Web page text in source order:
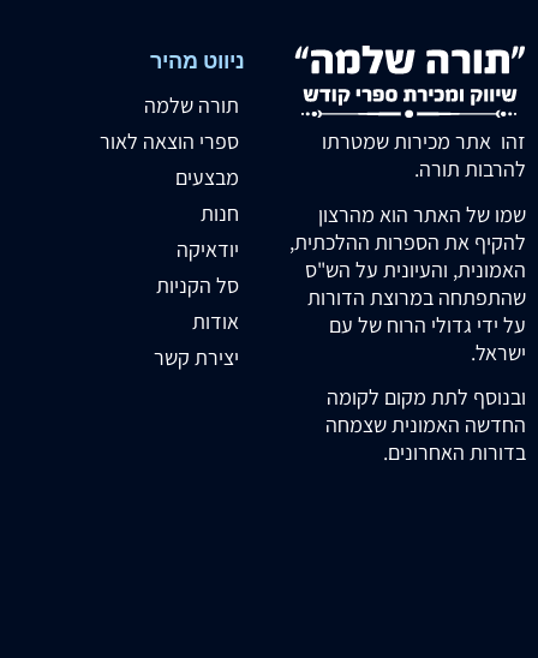
זהו אתר מכירות שמטרתו
להרבות תורה.
שמו של האתר הוא מהרצון
להקיף את הספרות ההלכתית,
האמונית, והעיונית על הש"ס
שהתפתחה במרוצת הדורות
על ידי גדולי הרוח של עם
ישראל.
ובנוסף לתת מקום לקומה
החדשה האמונית שצמחה
בדורות האחרונים.
ניווט מהיר
תורה שלמה
ספרי הוצאה לאור
מבצעים
חנות
יודאיקה
סל הקניות
אודות
יצירת קשר